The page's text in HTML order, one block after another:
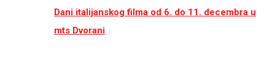
Dani italijanskog filma od 6. do 11. decembra u
mts Dvorani